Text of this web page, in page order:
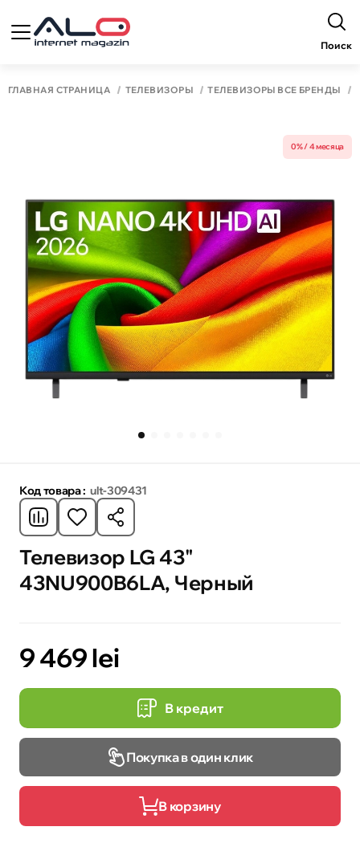
Поиск
ГЛАВНАЯ СТРАНИЦА ТЕЛЕВИЗОРЫ ТЕЛЕВИЗОРЫ ВСЕ БРЕНДЫ
0% / 4 месяца
Код товара : ult-309431
Телевизор LG 43"
43NU900B6LA, Черный
9 469 lei
В кредит
Покупка в один клик
В корзину